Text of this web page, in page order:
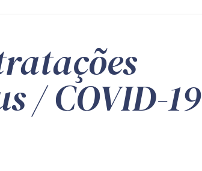
/ COVID-19